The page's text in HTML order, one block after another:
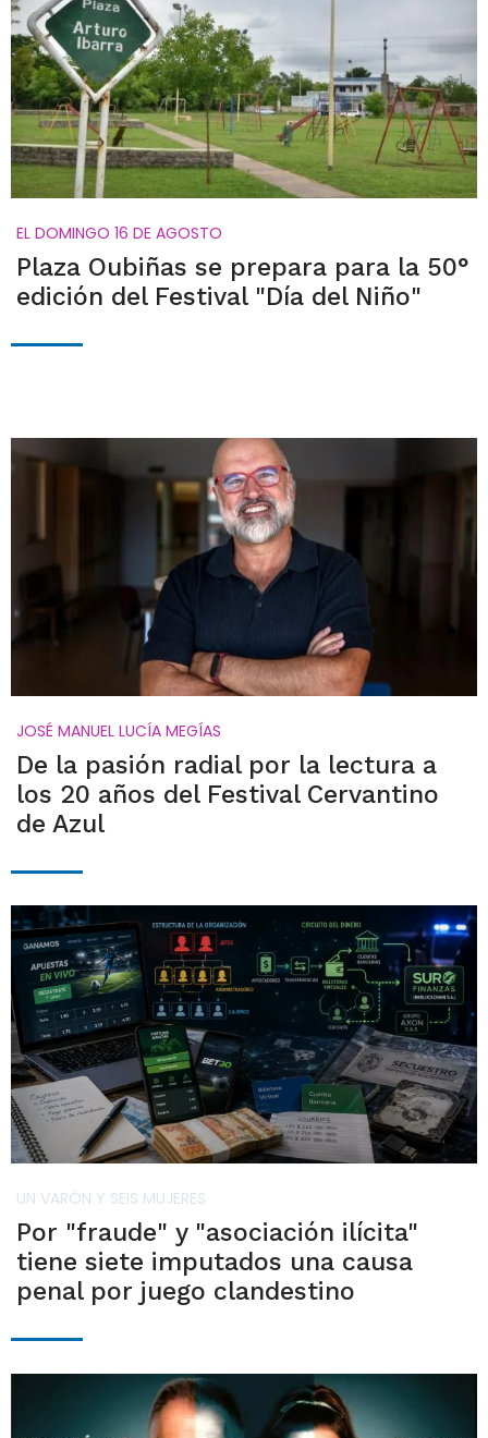
EL DOMINGO 16 DE AGOSTO
Plaza Oubiñas se prepara para la 50°
edición del Festival "Día del Niño"
JOSÉ MANUEL LUCÍA MEGÍAS
De la pasión radial por la lectura a
los 20 años del Festival Cervantino
de Azul
UN VARÓN Y SEIS MUJERES
Por "fraude" y "asociación ilícita"
tiene siete imputados una causa
penal por juego clandestino